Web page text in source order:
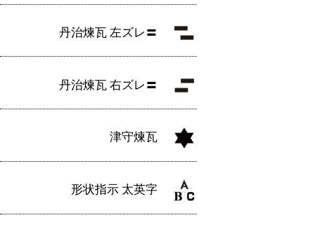
丹治煉瓦 左ズレ〓
丹治煉瓦 右ズレ〓
津守煉瓦
形状指示 太英字